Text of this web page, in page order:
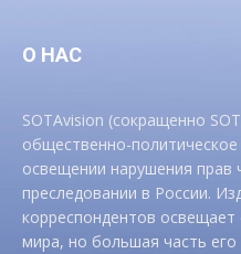
О НАС
SOTAvision (сокращенно
общественно-
освещении нарушения прав
преследовании в России.
корреспондентов
мира, но большая часть